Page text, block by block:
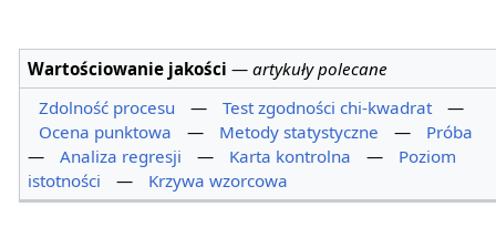
Wartościowanie jakości —artykuły polecane
Zdolność procesu
— Test zgodności chi-kwadrat
—
Ocena punktowa
— Metody statystyczne —
Próba
—
Analiza regresji — Karta kontrolna —
Poziom
istotności
— Krzywa wzorcowa